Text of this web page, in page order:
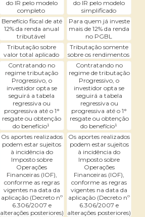
do IR pelo modelo
completo
do IR pelo modelo
simplificado
Benefício fiscal de até
12% da renda anual
tributável
Para quem já investe
mais de 12% da renda
no PGBL
Tributação sobre
valor total aplicado
Tributação somente
sobre os rendimentos
Contratando no
regime tributação
Progressivo, o
investidor opta se
seguirá a tabela
regressiva ou
progressiva até o 1°
resgate ou obtenção
do benefício¹
Contratando no
regime de tributação
Progressivo, o
investidor opta se
seguirá a tabela
regressiva ou
progressiva até o 1°
resgate ou obtenção
do benefício¹
Os aportes realizados
podem estar sujeitos
à incidência do
Imposto sobre
Operações
Financeiras (IOF),
conforme as regras
vigentes na data da
aplicação (Decreto nº
6.306/2007 e
alterações posteriores)
Os aportes realizados
podem estar sujeitos
à incidência do
Imposto sobre
Operações
Financeiras (IOF),
conforme as regras
vigentes na data da
aplicação (Decreto nº
6.306/2007 e
alterações posteriores)